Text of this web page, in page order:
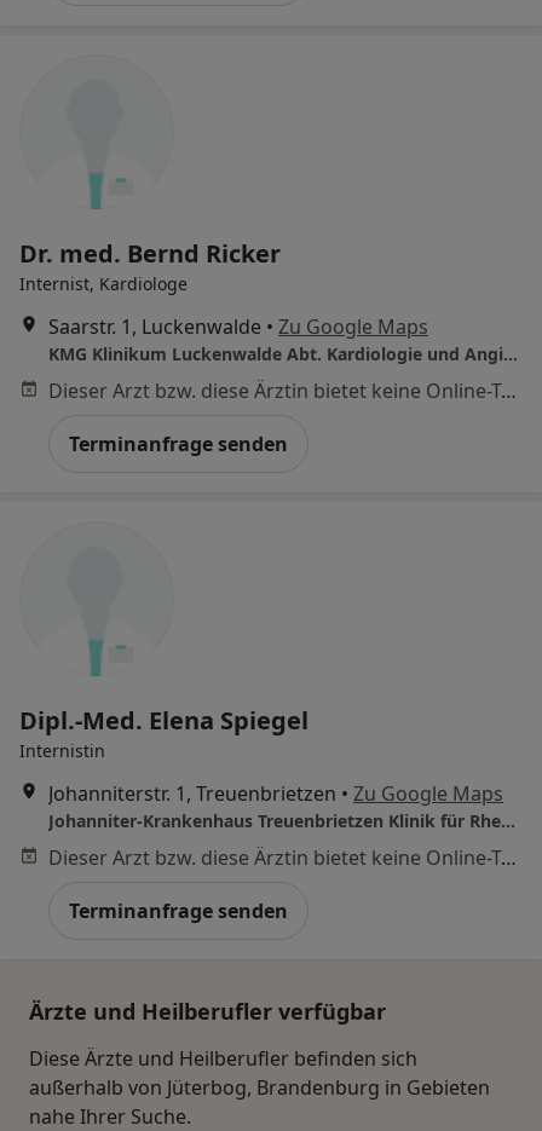
Dr. med. Bernd Ricker
Internist, Kardiologe
Saarstr. 1, Luckenwalde • Zu Google Maps
KMG Klinikum Luckenwalde Abt. Kardiologie und Angiologie
Dieser Arzt bzw. diese Ärztin bietet keine Online-Terminbuchung an diesem Standort an.
Terminanfrage senden
Dipl.-Med. Elena Spiegel
Internistin
Johanniterstr. 1, Treuenbrietzen • Zu Google Maps
Johanniter-Krankenhaus Treuenbrietzen Klinik für Rheumatologie Orthopädie und Rheumachirurgie
Dieser Arzt bzw. diese Ärztin bietet keine Online-Terminbuchung an diesem Standort an.
Terminanfrage senden
Ärzte und Heilberufler verfügbar
Diese Ärzte und Heilberufler befinden sich
außerhalb von Jüterbog, Brandenburg in Gebieten
nahe Ihrer Suche.